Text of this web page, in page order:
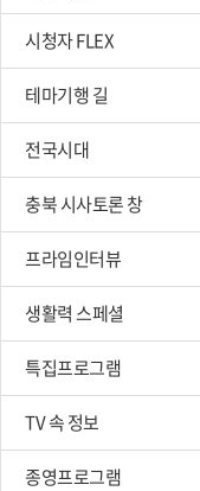
시청자 FLEX
테마기행 길
전국시대
충북 시사토론 창
프라임인터뷰
생활력 스페셜
특집프로그램
TV 속 정보
종영프로그램